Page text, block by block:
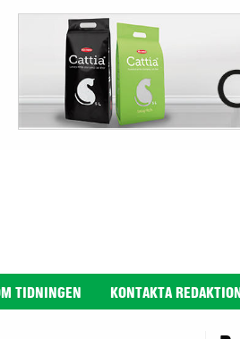
TIDNINGEN KONTAKTA